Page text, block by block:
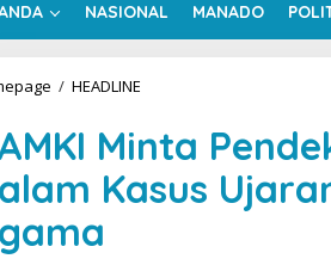
NASIONAL MANADO
/ HEADLINE
K
M
Minta
Kasus